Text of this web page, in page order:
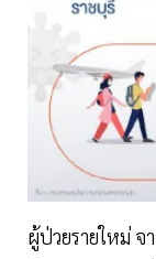
ผู้ป่วยรายใหม่ จ